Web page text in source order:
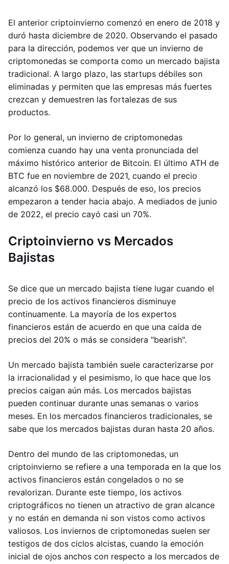
El anterior criptoinvierno comenzó en enero de 2018 y
duró hasta diciembre de 2020. Observando el pasado
para la dirección, podemos ver que un invierno de
criptomonedas se comporta como un mercado bajista
tradicional. A largo plazo, las startups débiles son
eliminadas y permiten que las empresas más fuertes
crezcan y demuestren las fortalezas de sus
productos.
Por lo general, un invierno de criptomonedas
comienza cuando hay una venta pronunciada del
máximo histórico anterior de Bitcoin. El último ATH de
BTC fue en noviembre de 2021, cuando el precio
alcanzó los $68.000. Después de eso, los precios
empezaron a tender hacia abajo. A mediados de junio
de 2022, el precio cayó casi un 70%.
Criptoinvierno vs Mercados
Bajistas
Se dice que un mercado bajista tiene lugar cuando el
precio de los activos financieros disminuye
continuamente. La mayoría de los expertos
financieros están de acuerdo en que una caída de
precios del 20% o más se considera "bearish".
Un mercado bajista también suele caracterizarse por
la irracionalidad y el pesimismo, lo que hace que los
precios caigan aún más. Los mercados bajistas
pueden continuar durante unas semanas o varios
meses. En los mercados financieros tradicionales, se
sabe que los mercados bajistas duran hasta 20 años.
Dentro del mundo de las criptomonedas, un
criptoinvierno se refiere a una temporada en la que los
activos financieros están congelados o no se
revalorizan. Durante este tiempo, los activos
criptográficos no tienen un atractivo de gran alcance
y no están en demanda ni son vistos como activos
valiosos. Los inviernos de criptomonedas suelen ser
testigos de dos ciclos alcistas, cuando la emoción
inicial de ojos anchos con respecto a los mercados de